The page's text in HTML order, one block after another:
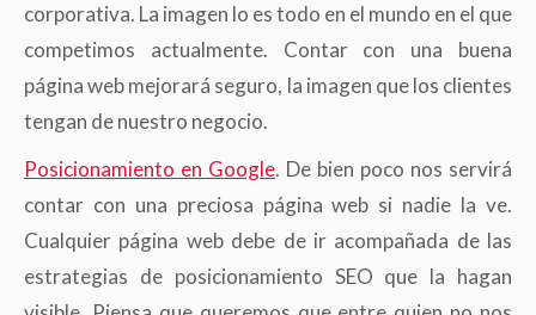
corporativa. La imagen lo es todo en el mundo en el que
competimos actualmente. Contar con una buena
página web mejorará seguro, la imagen que los clientes
tengan de nuestro negocio.
Posicionamiento en Google. De bien poco nos servirá
contar con una preciosa página web si nadie la ve.
Cualquier página web debe de ir acompañada de las
estrategias de posicionamiento SEO que la hagan